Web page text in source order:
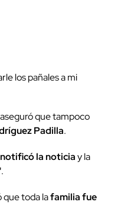
los pañales a mi
que tampoco
Padilla.
notificó la noticiay la
.
que toda lafamilia fue